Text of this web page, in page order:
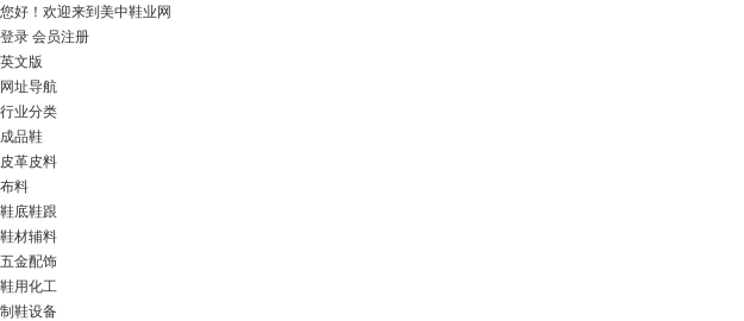
您好！ 欢迎来到美中鞋业网
登录 会员注册
英文版
网址导航
行业分类
成品鞋
皮革皮料
布料
鞋底鞋跟
鞋材辅料
五金配饰
鞋用化工
制鞋设备